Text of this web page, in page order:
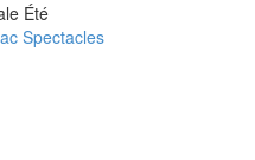
Été
Spectacles